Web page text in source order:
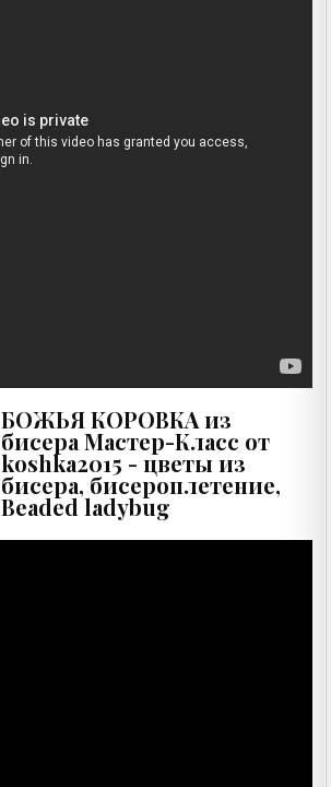
БОЖЬЯ КОРОВКА из
бисера Мастер-Класс от
koshka2015 - цветы из
бисера, бисероплетение,
Beaded ladybug